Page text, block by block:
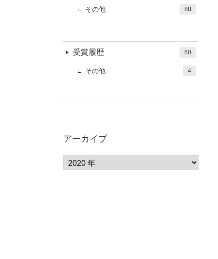
その他 88
受賞履歴 50
その他 4
アーカイブ